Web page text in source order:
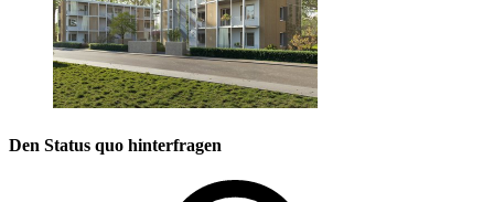
Den Status quo hinterfragen